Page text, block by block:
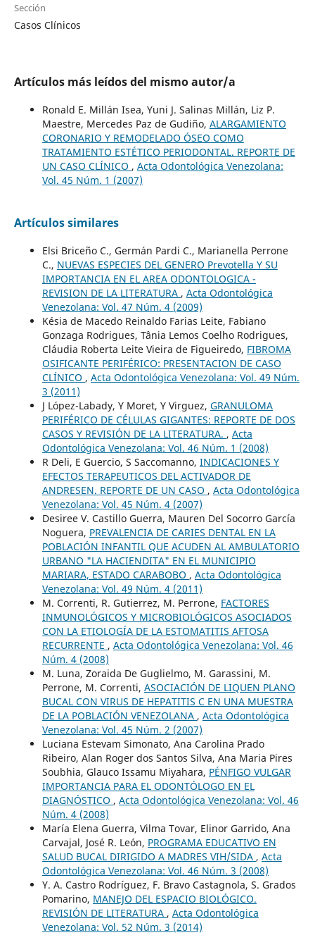
Sección
Casos Clínicos
Artículos más leídos del mismo autor/a
Ronald E. Millán Isea, Yuni J. Salinas Millán, Liz P.
Maestre, Mercedes Paz de Gudiño, ALARGAMIENTO
CORONARIO Y REMODELADO ÓSEO COMO
TRATAMIENTO ESTÉTICO PERIODONTAL. REPORTE DE
UN CASO CLÍNICO , Acta Odontológica Venezolana:
Vol. 45 Núm. 1 (2007)
Artículos similares
Elsi Briceño C., Germán Pardi C., Marianella Perrone
C., NUEVAS ESPECIES DEL GENERO Prevotella Y SU
IMPORTANCIA EN EL AREA ODONTOLOGICA -
REVISION DE LA LITERATURA , Acta Odontológica
Venezolana: Vol. 47 Núm. 4 (2009)
Késia de Macedo Reinaldo Farias Leite, Fabiano
Gonzaga Rodrigues, Tânia Lemos Coelho Rodrigues,
Cláudia Roberta Leite Vieira de Figueiredo, FIBROMA
OSIFICANTE PERIFÉRICO: PRESENTACION DE CASO
CLÍNICO , Acta Odontológica Venezolana: Vol. 49 Núm.
3 (2011)
J López-Labady, Y Moret, Y Virguez, GRANULOMA
PERIFÉRICO DE CÉLULAS GIGANTES: REPORTE DE DOS
CASOS Y REVISIÓN DE LA LITERATURA. , Acta
Odontológica Venezolana: Vol. 46 Núm. 1 (2008)
R Deli, E Guercio, S Saccomanno, INDICACIONES Y
EFECTOS TERAPEUTICOS DEL ACTIVADOR DE
ANDRESEN. REPORTE DE UN CASO , Acta Odontológica
Venezolana: Vol. 45 Núm. 4 (2007)
Desiree V. Castillo Guerra, Mauren Del Socorro García
Noguera, PREVALENCIA DE CARIES DENTAL EN LA
POBLACIÓN INFANTIL QUE ACUDEN AL AMBULATORIO
URBANO "LA HACIENDITA" EN EL MUNICIPIO
MARIARA, ESTADO CARABOBO , Acta Odontológica
Venezolana: Vol. 49 Núm. 4 (2011)
M. Correnti, R. Gutierrez, M. Perrone, FACTORES
INMUNOLÓGICOS Y MICROBIOLÓGICOS ASOCIADOS
CON LA ETIOLOGÍA DE LA ESTOMATITIS AFTOSA
RECURRENTE , Acta Odontológica Venezolana: Vol. 46
Núm. 4 (2008)
M. Luna, Zoraida De Guglielmo, M. Garassini, M.
Perrone, M. Correnti, ASOCIACIÓN DE LIQUEN PLANO
BUCAL CON VIRUS DE HEPATITIS C EN UNA MUESTRA
DE LA POBLACIÓN VENEZOLANA , Acta Odontológica
Venezolana: Vol. 45 Núm. 2 (2007)
Luciana Estevam Simonato, Ana Carolina Prado
Ribeiro, Alan Roger dos Santos Silva, Ana Maria Pires
Soubhia, Glauco Issamu Miyahara, PÉNFIGO VULGAR
IMPORTANCIA PARA EL ODONTÓLOGO EN EL
DIAGNÓSTICO , Acta Odontológica Venezolana: Vol. 46
Núm. 4 (2008)
María Elena Guerra, Vilma Tovar, Elinor Garrido, Ana
Carvajal, José R. León, PROGRAMA EDUCATIVO EN
SALUD BUCAL DIRIGIDO A MADRES VIH/SIDA , Acta
Odontológica Venezolana: Vol. 46 Núm. 3 (2008)
Y. A. Castro Rodríguez, F. Bravo Castagnola, S. Grados
Pomarino, MANEJO DEL ESPACIO BIOLÓGICO.
REVISIÓN DE LITERATURA , Acta Odontológica
Venezolana: Vol. 52 Núm. 3 (2014)